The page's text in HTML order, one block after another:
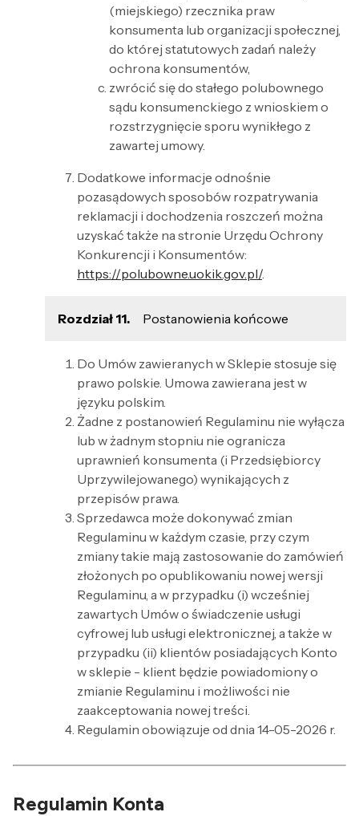
(miejskiego) rzecznika praw
konsumenta lub organizacji społecznej,
do której statutowych zadań należy
ochrona konsumentów,
zwrócić się do stałego polubownego
sądu konsumenckiego z wnioskiem o
rozstrzygnięcie sporu wynikłego z
zawartej umowy.
Dodatkowe informacje odnośnie
pozasądowych sposobów rozpatrywania
reklamacji i dochodzenia roszczeń można
uzyskać także na stronie Urzędu Ochrony
Konkurencji i Konsumentów:
https://polubowne.uokik.gov.pl/.
Rozdział 11. Postanowienia końcowe
Do Umów zawieranych w Sklepie stosuje się
prawo polskie. Umowa zawierana jest w
języku polskim.
Żadne z postanowień Regulaminu nie wyłącza
lub w żadnym stopniu nie ogranicza
uprawnień konsumenta (i Przedsiębiorcy
Uprzywilejowanego) wynikających z
przepisów prawa.
Sprzedawca może dokonywać zmian
Regulaminu w każdym czasie, przy czym
zmiany takie mają zastosowanie do zamówień
złożonych po opublikowaniu nowej wersji
Regulaminu, a w przypadku (i) wcześniej
zawartych Umów o świadczenie usługi
cyfrowej lub usługi elektronicznej, a także w
przypadku (ii) klientów posiadających Konto
w sklepie - klient będzie powiadomiony o
zmianie Regulaminu i możliwości nie
zaakceptowania nowej treści.
Regulamin obowiązuje od dnia 14-05-2026 r.
Regulamin Konta